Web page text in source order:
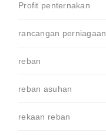
Profit penternakan
rancangan perniagaan
reban
reban asuhan
rekaan reban